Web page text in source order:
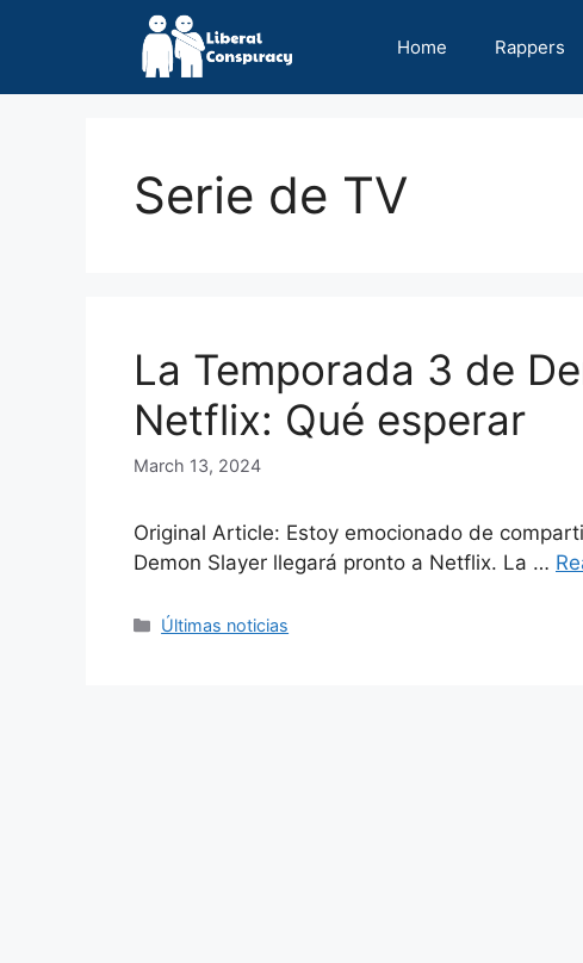
Home Rappers
Serie de TV
La Temporada 3 de
Netflix: Qué esperar
March 13, 2024
Original Article: Estoy emocionado de
Demon Slayer llegará pronto a Netflix. La …
Categories
Últimas noticias